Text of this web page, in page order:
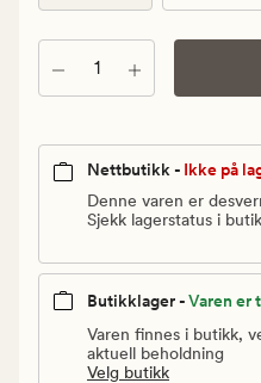
Antall
Nettbutikk - Ikke på
Denne varen er
Sjekk lagerstatus i
Butikklager -Varen er
Varen finnes i butikk,
aktuell beholdning
Velg butikk